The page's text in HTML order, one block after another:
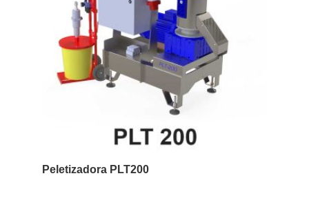
Peletizadora PLT200